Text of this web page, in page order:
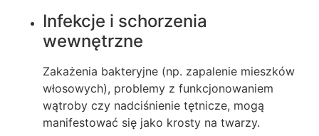
Infekcje i schorzenia
wewnętrzne
Zakażenia bakteryjne (np. zapalenie mieszków
włosowych), problemy z funkcjonowaniem
wątroby czy nadciśnienie tętnicze, mogą
manifestować się jako krosty na twarzy.